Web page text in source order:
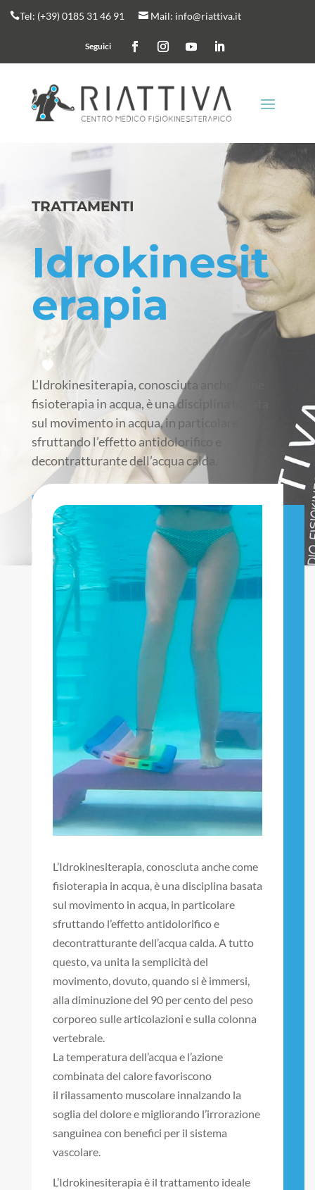
Tel: (+39) 0185 31 46 91  Mail: info@riattiva.it
TRATTAMENTI
Idrokinesit
erapia
L’Idrokinesiterapia, conosciuta anche come
fisioterapia in acqua, è una disciplina basata
sul movimento in acqua, in particolare
sfruttando l’effetto antidolorifico e
decontratturante dell’acqua calda.
Home
CHIAMACI ORA
L’Idrokinesiterapia, conosciuta anche come
fisioterapia in acqua, è una disciplina basata
sul movimento in acqua, in particolare
sfruttando l’effetto antidolorifico e
decontratturante dell’acqua calda. A tutto
questo, va unita la semplicità del
movimento, dovuto, quando si è immersi,
alla diminuzione del 90 per cento del peso
corporeo sulle articolazioni e sulla colonna
vertebrale.
La temperatura dell’acqua e l’azione
combinata del calore favoriscono
il rilassamento muscolare innalzando la
soglia del dolore e migliorando l’irrorazione
sanguinea con benefici per il sistema
vascolare.
L’Idrokinesiterapia è il trattamento ideale